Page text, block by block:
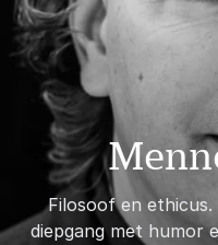
Filosoof en
diepgang met humor